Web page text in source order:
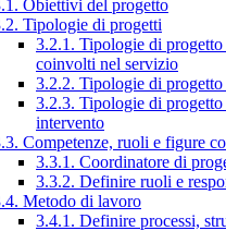
Obiettivi del progetto
Tipologie di progetti
3.2.1. Tipologie di progetto
coinvolti nel servizio
3.2.2. Tipologie di progetto
3.2.3. Tipologie di progetto
intervento
Competenze, ruoli e figure
3.3.1. Coordinatore di
3.3.2. Definire ruoli e
Metodo di lavoro
3.4.1. Definire processi,